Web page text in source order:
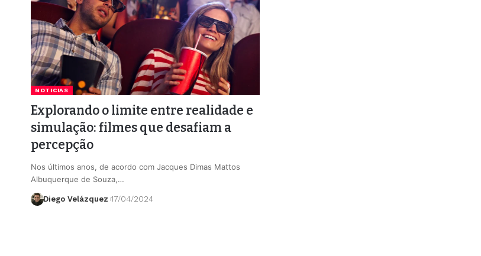
NOTICIAS
Explorando o limite entre realidade e
simulação: filmes que desafiam a
percepção
Nos últimos anos, de acordo com Jacques Dimas Mattos
Albuquerque de Souza,…
Diego Velázquez 17/04/2024